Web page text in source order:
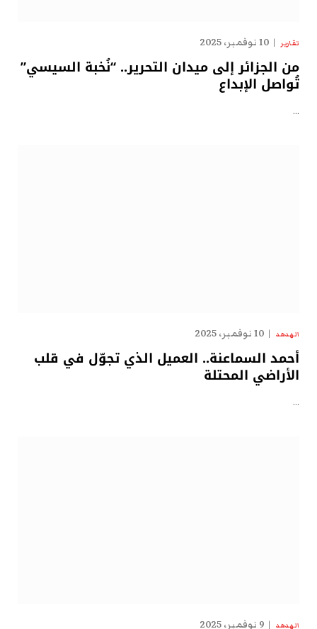
تقارير 10 نوفمبر، 2025
من الجزائر إلى ميدان التحرير.. “نُخبة السيسي”
تُواصل الإبداع
…
الهدهد 10 نوفمبر، 2025
أحمد السماعنة.. العميل الذي تجوّل في قلب
الأراضي المحتلة
…
الهدهد 9 نوفمبر، 2025